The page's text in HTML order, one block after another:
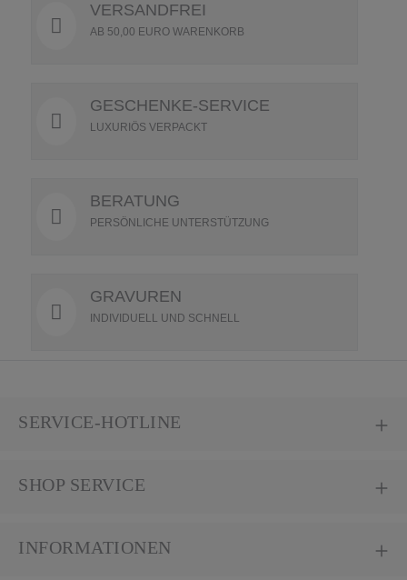
VERSANDFREI
AB 50,00 EURO WARENKORB
GESCHENKE-SERVICE
LUXURIÖS VERPACKT
BERATUNG
PERSÖNLICHE UNTERSTÜTZUNG
GRAVUREN
INDIVIDUELL UND SCHNELL
SERVICE-HOTLINE
SHOP SERVICE
INFORMATIONEN